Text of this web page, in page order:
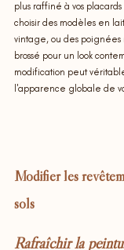
plus raffiné à vos
choisir des modèles en
vintage, ou des
brossé pour un look
modification peut
l'apparence globale de
Modifier les
sols
Rafraîchir la